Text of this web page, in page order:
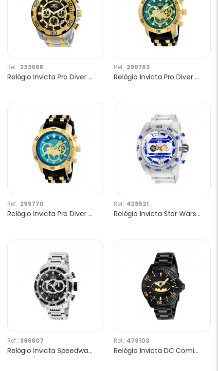
Ref.: 233668
Relógio Invicta Pro Diver 22322 Masculino
Ref.: 299763
Relógio Invicta Pro Diver 23425 Masculino
Ref.: 299770
Relógio Invicta Pro Diver 23426 Masculino
Ref.: 428521
Relógio Invicta Star Wars 26069 Masculino
Ref.: 386807
Relógio Invicta Speedway 25478 Masculino
Ref.: 479103
Relógio Invicta DC Comics 26902 Masculino com Caixa DC